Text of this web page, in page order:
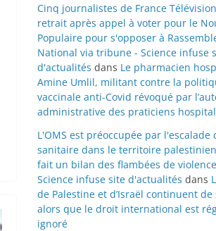
Cinq journalistes de France
retrait après appel à voter pour le
Populaire pour s'opposer à
National via tribune - Science infuse
d'actualités dans Le pharmacien
Amine Umlil, militant contre la
vaccinale anti-Covid révoqué par
administrative des praticiens
L'OMS est préoccupée par l'escalade
sanitaire dans le territoire
fait un bilan des flambées de
Science infuse site d'actualités dans
de Palestine et d’Israël continuent
alors que le droit international est
ignoré